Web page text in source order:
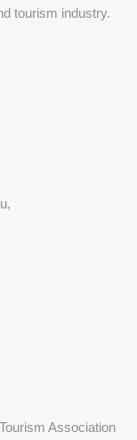
tourism industry.
Association